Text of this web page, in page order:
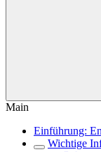
Main
Einführung:
Wichtige